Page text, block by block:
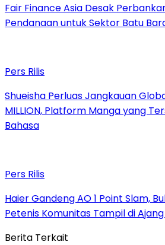
Fair Finance Asia Desak
Pendanaan untuk Sektor Batu
Pers Rilis
Shueisha Perluas Jangkauan
MILLION, Platform Manga yang
Bahasa
Pers Rilis
Haier Gandeng AO 1 Point Slam,
Petenis Komunitas Tampil di
Berita Terkait